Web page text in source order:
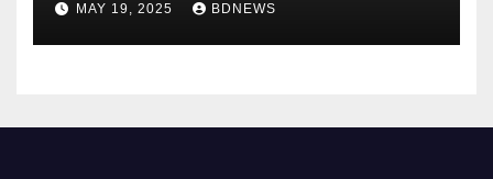
MAY 19, 2025 BDNEWS